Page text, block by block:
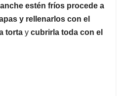
estén fríos procede a
y rellenarlos con el
torta y cubrirla toda con el